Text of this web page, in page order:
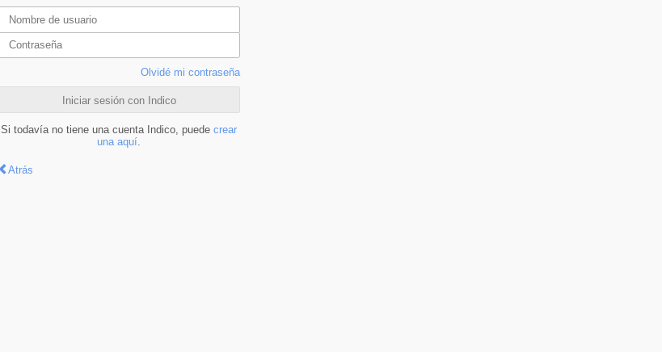
Olvidé mi contraseña
Iniciar sesión con Indico
Si todavía no tiene una cuenta Indico, puede crear
una aquí
Atrás